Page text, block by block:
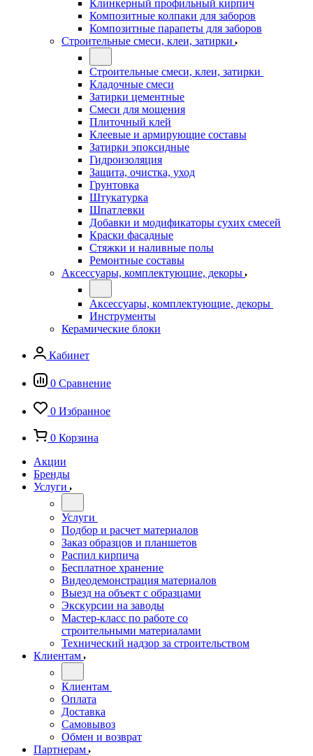
Клинкерный профильный кирпич
Композитные колпаки для заборов
Композитные парапеты для заборов
Строительные смеси, клеи, затирки
Строительные смеси, клеи, затирки
Кладочные смеси
Затирки цементные
Смеси для мощения
Плиточный клей
Клеевые и армирующие составы
Затирки эпоксидные
Гидроизоляция
Защита, очистка, уход
Грунтовка
Штукатурка
Шпатлевки
Добавки и модификаторы сухих смесей
Краски фасадные
Стяжки и наливные полы
Ремонтные составы
Аксессуары, комплектующие, декоры
Аксессуары, комплектующие, декоры
Инструменты
Керамические блоки
Кабинет
0 Сравнение
0 Избранное
0 Корзина
Акции
Бренды
Услуги
Услуги
Подбор и расчет материалов
Заказ образцов и планшетов
Распил кирпича
Бесплатное хранение
Видеодемонстрация материалов
Выезд на объект с образцами
Экскурсии на заводы
Мастер-класс по работе со
строительными материалами
Технический надзор за строительством
Клиентам
Клиентам
Оплата
Доставка
Самовывоз
Обмен и возврат
Партнерам